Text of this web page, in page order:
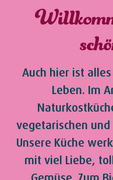
Auch hier ist
Leben. Im
vegetarischen
Unsere Küche
mit viel Liebe,